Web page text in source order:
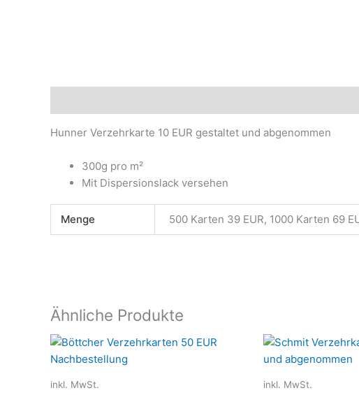
Hunner Verzehrkarte 10 EUR gestaltet und abgenommen
300g pro m²
Mit Dispersionslack versehen
Menge 500 Karten 39 EUR, 1000 Karten 69
Ähnliche Produkte
inkl. MwSt.
Dieses
inkl. MwSt.